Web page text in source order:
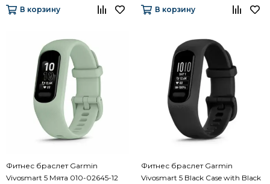
В корзину В корзину
Фитнес браслет Garmin
Vivosmart 5 Мята 010-02645-12
Фитнес браслет Garmin
Vivosmart 5 Black Case with Black